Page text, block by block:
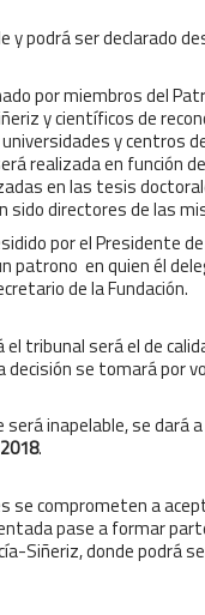
y podrá ser declarado
por miembros del
y científicos de
y centros
realizada en función
en las tesis
sido directores de las
por el Presidente de
patrono en quien él
de la Fundación.
el tribunal será el de
decisión se tomará por
será inapelable, se dará
.
se comprometen a
pase a formar
Siñeriz, donde podrá